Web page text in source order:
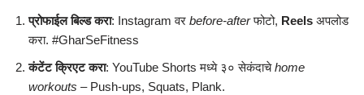
प्रोफाईल बिल्ड करा: Instagram वर before-afterफोटो, Reels अपलोड
करा. #GharSeFitness
कंटेंट क्रिएट करा: YouTube Shorts मध्ये ३० सेकंदाचेhome
workouts – Push-ups, Squats, Plank.